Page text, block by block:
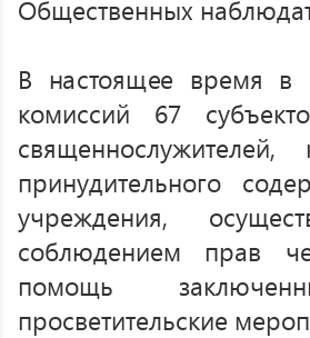
Общественных
В настоящее время в
комиссий 67
принудительного
учреждения,
соблюдением прав
помощь
просветительские